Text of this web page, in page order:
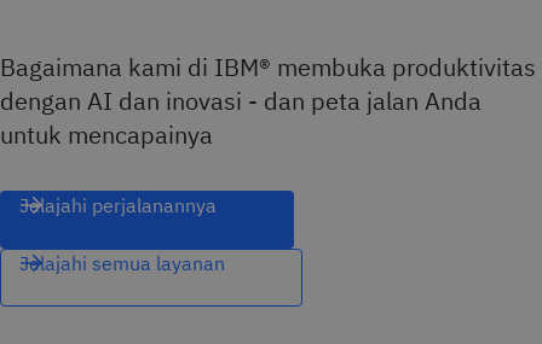
Bagaimana kami di IBM® membuka produktivitas
dengan AI dan inovasi - dan peta jalan Anda
untuk mencapainya
Jelajahi perjalanannya
Jelajahi semua layanan